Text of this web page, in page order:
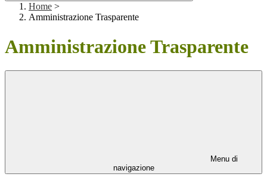
Home >
Amministrazione Trasparente
Amministrazione Trasparente
Menu di
navigazione